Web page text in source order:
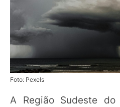
Foto: Pexels
A Região Sudeste